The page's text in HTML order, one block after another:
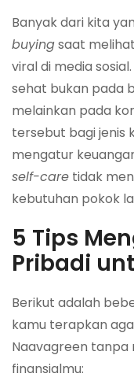
Banyak dari kita
buyingsaat
viral di media
sehat bukan pada
melainkan pada
tersebut bagi jenis
mengatur
self-care tidak
kebutuhan pokok
5 Tips
Pribadi
Berikut adalah
kamu terapkan
Naavagreen tanpa
finansialmu: